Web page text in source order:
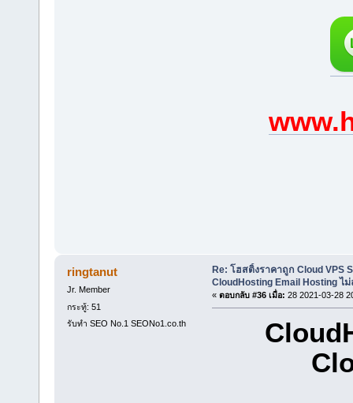
ringtanut
Jr. Member
กระทู้: 51
รับทำ SEO No.1 SEONo1.co.th
Re: โฮสติ้งราคาถูก Cloud VPS
CloudHosting Email Hosting ไ
« ตอบกลับ #36 เมื่อ: 28 2021-03-28